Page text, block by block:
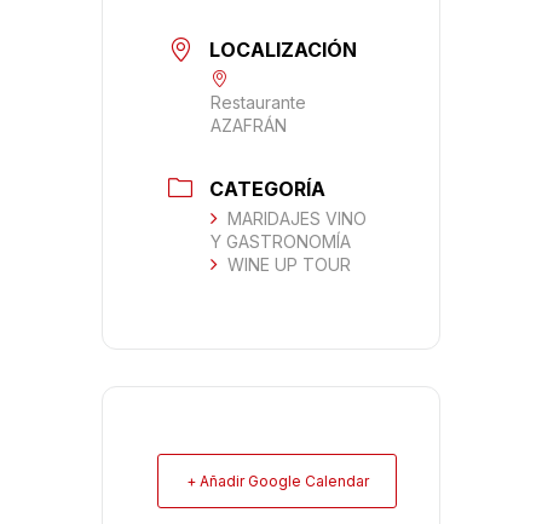
LOCALIZACIÓN
Restaurante
AZAFRÁN
CATEGORÍA
MARIDAJES VINO
Y GASTRONOMÍA
WINE UP TOUR
+ Añadir Google Calendar